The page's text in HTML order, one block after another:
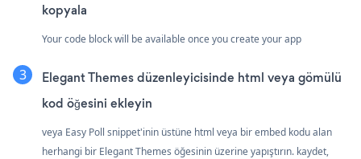
kopyala
Your code block will be available once you create your app
Elegant Themes düzenleyicisinde html veya gömülü
kod öğesini ekleyin
veya Easy Poll snippet'inin üstüne html veya bir embed kodu alan
herhangi bir Elegant Themes öğesinin üzerine yapıştırın. kaydet,